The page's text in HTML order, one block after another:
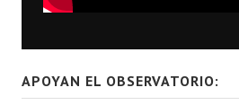
APOYAN EL OBSERVATORIO: